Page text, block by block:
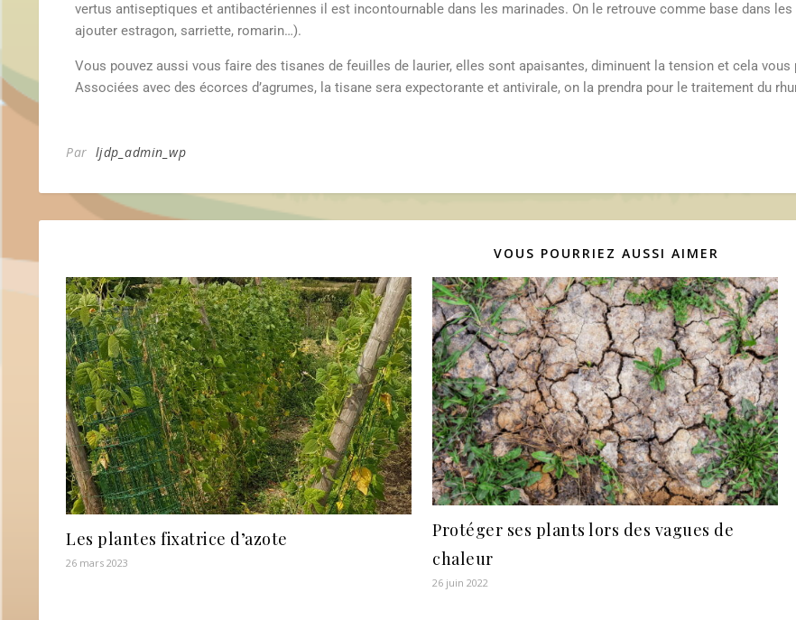
vertus antiseptiques et antibactériennes il est incontournable dans les marinades. On le retrouve comme base dans
ajouter estragon, sarriette, romarin…).
Vous pouvez aussi vous faire des tisanes de feuilles de laurier, elles sont apaisantes, diminuent la tension et cela
Associées avec des écorces d’agrumes, la tisane sera expectorante et antivirale, on la prendra pour le traitement du
Par ljdp_admin_wp
VOUS POURRIEZ AUSSI AIMER
Les plantes fixatrice d’azote
26 mars 2023
Protéger ses plants lors des vagues de
chaleur
26 juin 2022